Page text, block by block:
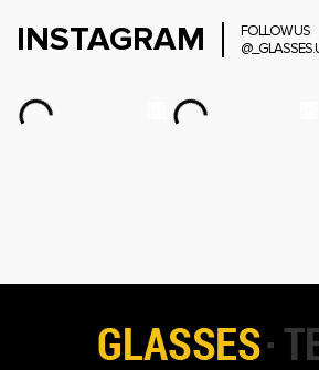
INSTAGRAM
FOLLOW US